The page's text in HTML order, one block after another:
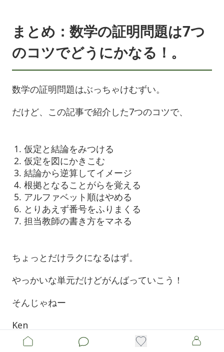
まとめ：数学の証明問題は7つ
のコツでどうにかなる！。
数学の証明問題はぶっちゃけむずい。
だけど、この記事で紹介した7つのコツで、
仮定と結論をみつける
仮定を図にかきこむ
結論から逆算してイメージ
根拠となることがらを覚える
アルファベット順はやめる
とりあえず番号をふりまくる
担当教師の書き方をマネる
ちょっとだけラクになるはず。
やっかいな単元だけどがんばっていこう！
そんじゃねー
Ken